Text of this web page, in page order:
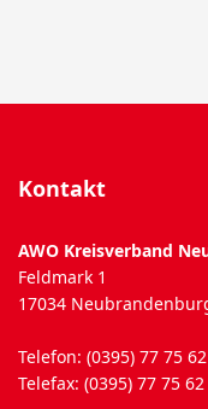
Kontakt
AWO Kreisverband
Feldmark 1
17034
Telefon: (0395) 77 75
Telefax: (0395) 77 75 62